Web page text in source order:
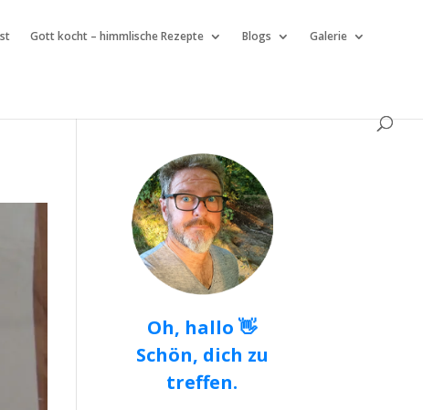
Gott kocht – himmlische Rezepte Blogs Galerie
Oh, hallo 👋
Schön, dich zu
treffen.